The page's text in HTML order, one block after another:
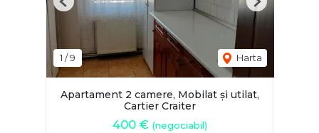
1 /9 Harta
Previous Next
Apartament 2 camere, Mobilat și utilat,
Cartier Craiter
400 € (negociabil)